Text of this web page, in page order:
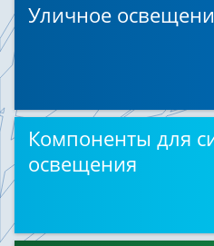
Уличное
Компоненты для
освещения